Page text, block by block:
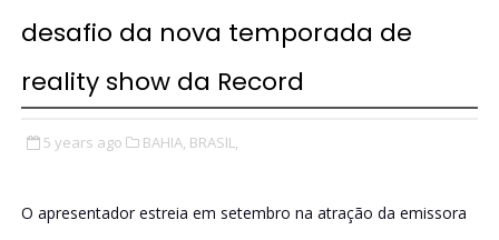
desafio da nova temporada de
reality show da Record
5 years ago BAHIA, BRASIL,
O apresentador estreia em setembro na atração da emissora